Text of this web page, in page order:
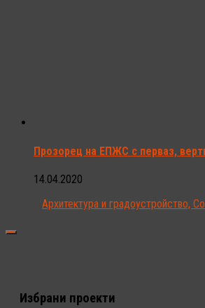
Прозорец на ЕПЖС с перваз,
14.04.2020
Архитектура и градоустройство,
Избрани проекти